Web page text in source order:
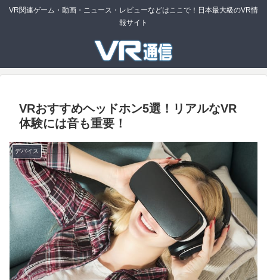
VR関連ゲーム・動画・ニュース・レビューなどはここで！日本最大級のVR情
報サイト
VRおすすめヘッドホン5選！リアルなVR
体験には音も重要！
デバイス